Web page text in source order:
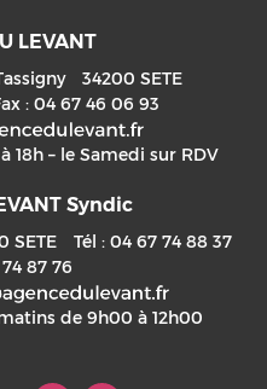
LEVANT
34200 SETE
: 04 67 46 06 93
18h – le Samedi sur RDV
Syndic
SETE Tél : 04 67 74 88 37
87 76
de 9h00 à 12h00